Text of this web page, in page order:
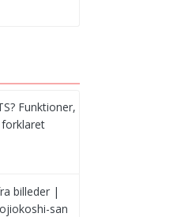
Funktioner,
billeder |
san